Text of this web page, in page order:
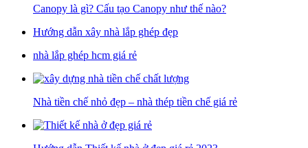
Canopy là gì? Cấu tạo Canopy như thế nào?
Hướng dẫn xây nhà lắp ghép đẹp
nhà lắp ghép hcm giá rẻ
Nhà tiền chế nhỏ đẹp – nhà thép tiền chế giá rẻ